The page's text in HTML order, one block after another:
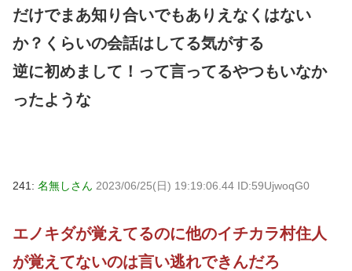
だけでまあ知り合いでもありえなくはない
か？くらいの会話はしてる気がする
逆に初めまして！って言ってるやつもいなか
ったような
241: 名無しさん 2023/06/25(日) 19:19:06.44 ID:59UjwoqG0
エノキダが覚えてるのに他のイチカラ村住人
が覚えてないのは言い逃れできんだろ